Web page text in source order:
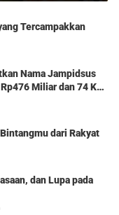
Tercampakkan
Nama Jampidsus
Miliar dan 74 Kg
dari Rakyat
dan Lupa pada